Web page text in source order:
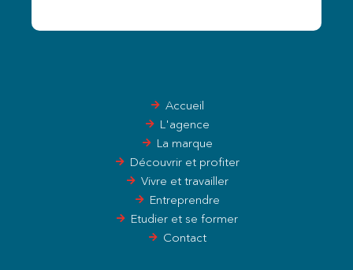
Accueil
L'agence
La marque
Découvrir et profiter
Vivre et travailler
Entreprendre
Etudier et se former
Contact